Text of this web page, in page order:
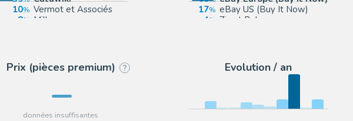
10
Vermot et Associés
8
Millon
17
eBay US (Buy It Now)
4
Zic et Bul
Prix (pièces premium) ? Evolution / an